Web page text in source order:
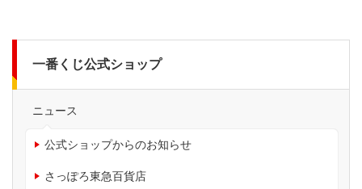
一番くじ公式ショップ
ニュース
公式ショップからのお知らせ
さっぽろ東急百貨店